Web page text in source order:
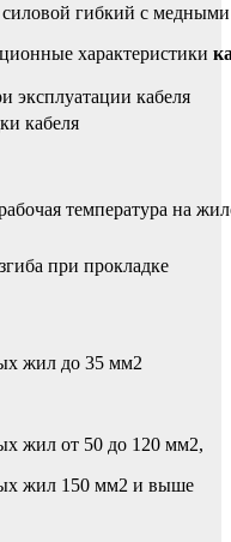
гибкий с
характеристики
эксплуатации кабеля
кабеля
температура на
при прокладке
жил до 35 мм2
жил от 50 до 120 мм2,
жил 150 мм2 и выше